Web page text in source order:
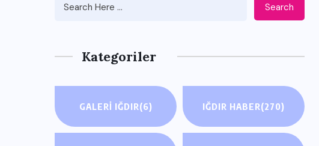
Search
Kategoriler
GALERI IĞDIR(6) IĞDIR HABER(270)